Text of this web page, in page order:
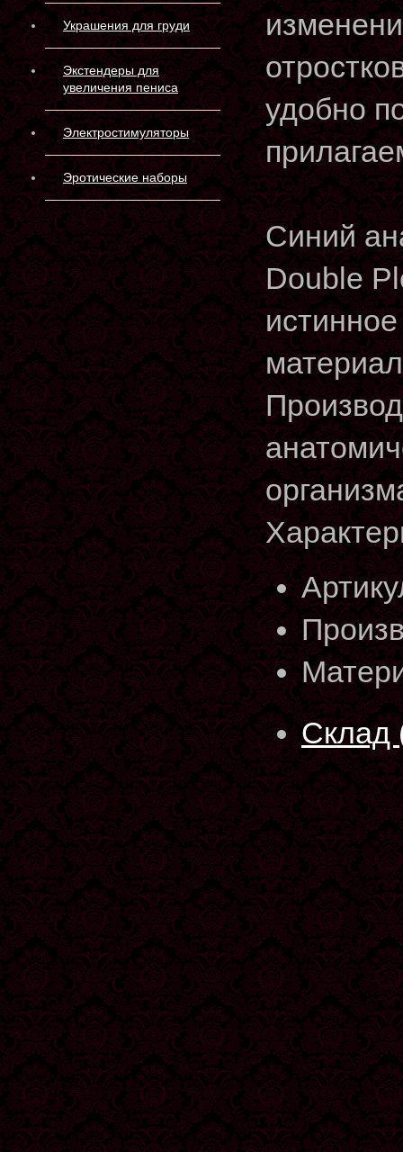
Украшения для груди
Экстендеры для
увеличения пениса
Электростимуляторы
Эротические наборы
удобно
Синий
Double
Склад